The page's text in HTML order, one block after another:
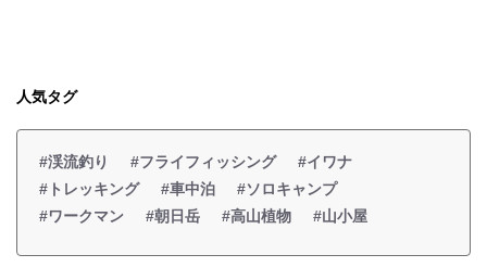
人気タグ
#渓流釣り #フライフィッシング
#イワナ
#トレッキング
#車中泊
#ソロキャンプ
#ワークマン
#朝日岳 #高山植物 #山小屋